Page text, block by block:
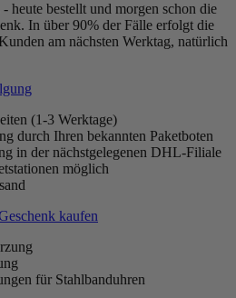
heute bestellt und morgen schon die
In über 90% der Fälle erfolgt die
am nächsten Werktag, natürlich
(1-3 Werktage)
durch Ihren bekannten Paketboten
in der nächstgelegenen DHL-Filiale
möglich
kaufen
für Stahlbanduhren